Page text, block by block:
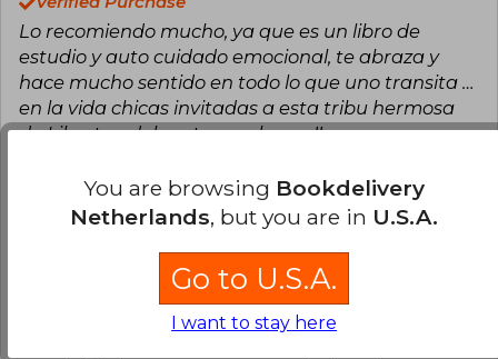
Lo recomiendo mucho, ya que es un libro de
estudio y auto cuidado emocional, te abraza y
hace mucho sentido en todo lo que uno transita …
en la vida chicas invitadas a esta tribu hermosa
de Libertao deben tener el suyo !!
This review is useful
Javiera Espínola Díaz
You are browsing Bookdelivery
Netherlands, but you are in U.S.A.
Go to U.S.A.
I want to stay here